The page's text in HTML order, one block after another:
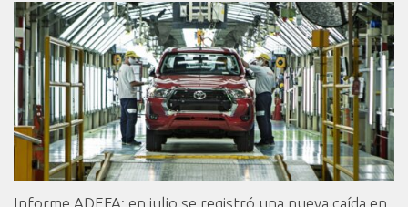
Informe ADEFA: en julio se registró una nueva caída en